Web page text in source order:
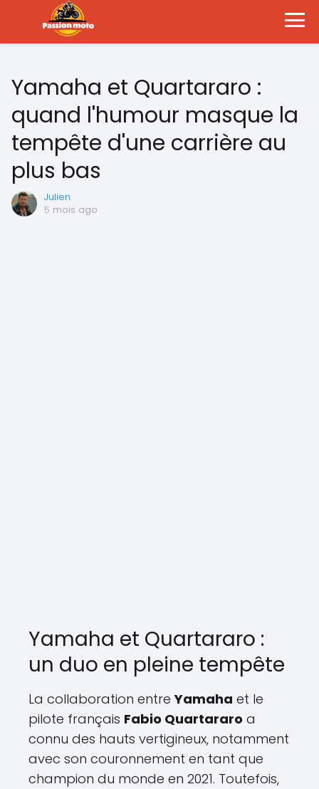
Yamaha et Quartararo :
quand l'humour masque la
tempête d'une carrière au
plus bas
Julien
5 mois ago
Yamaha et Quartararo :
un duo en pleine tempête
La collaboration entreYamaha et le
pilote français Fabio Quartararo a
connu des hauts vertigineux, notamment
avec son couronnement en tant que
champion du monde en 2021. Toutefois,